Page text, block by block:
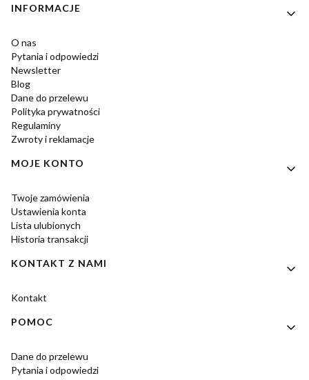
Linki w stopce
INFORMACJE
O nas
Pytania i odpowiedzi
Newsletter
Blog
Dane do przelewu
Polityka prywatności
Regulaminy
Zwroty i reklamacje
MOJE KONTO
Twoje zamówienia
Ustawienia konta
Lista ulubionych
Historia transakcji
KONTAKT Z NAMI
Kontakt
POMOC
Dane do przelewu
Pytania i odpowiedzi